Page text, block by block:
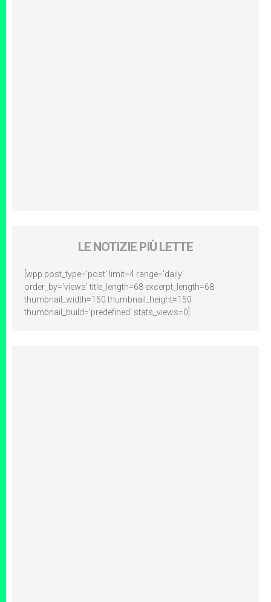
LE NOTIZIE PIÙ LETTE
[wpp post_type='post' limit=4 range='daily'
order_by='views' title_length=68 excerpt_length=68
thumbnail_width=150 thumbnail_height=150
thumbnail_build='predefined' stats_views=0]